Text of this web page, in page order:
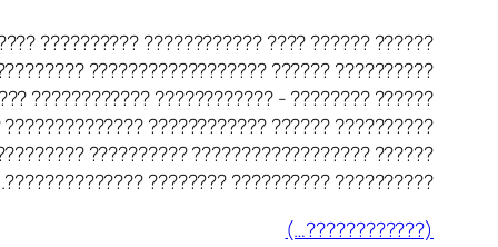
???????? ???????? ?????????? ??????????.
?????????????? ???????????????? - ????????
?????????? ???????? ??????????. ??????????
?????? ???????? ???????? ?????????? ??????
???????????? ???????? ?????????? ??????
?????????? ?????????? ???????? ??????????????.
(????????????…)